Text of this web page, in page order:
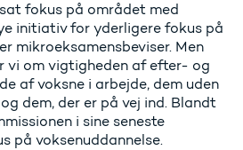
fokus på området med
initiativ for yderligere fokus på
mikroeksamensbeviser. Men
vi om vigtigheden af efter- og
af voksne i arbejde, dem uden
dem, der er på vej ind. Blandt
i sine seneste
på voksenuddannelse.